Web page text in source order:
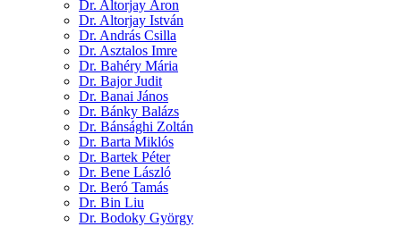
Dr. Altorjay Áron
Dr. Altorjay István
Dr. András Csilla
Dr. Asztalos Imre
Dr. Bahéry Mária
Dr. Bajor Judit
Dr. Banai János
Dr. Bánky Balázs
Dr. Bánsághi Zoltán
Dr. Barta Miklós
Dr. Bartek Péter
Dr. Bene László
Dr. Beró Tamás
Dr. Bin Liu
Dr. Bodoky György